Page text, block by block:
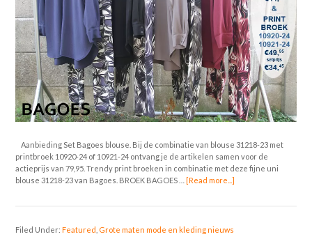
Aanbieding Set Bagoes blouse. Bij de combinatie van blouse 31218-23 met
printbroek 10920-24 of 10921-24 ontvang je de artikelen samen voor de
actieprijs van 79,95. Trendy print broeken in combinatie met deze fijne uni
blouse 31218-23 van Bagoes. BROEK BAGOES …[Read more...]
Filed Under:Featured Grote maten mode en kleding nieuws